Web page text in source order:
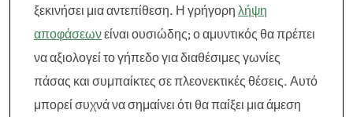
ξεκινήσει μια αντεπίθεση. Η γρήγορη λήψη
αποφάσεωνείναι ουσιώδης; ο αμυντικός θα πρέπει
να αξιολογεί το γήπεδο για διαθέσιμες γωνίες
πάσας και συμπαίκτες σε πλεονεκτικές θέσεις. Αυτό
μπορεί συχνά να σημαίνει ότι θα παίξει μια άμεση